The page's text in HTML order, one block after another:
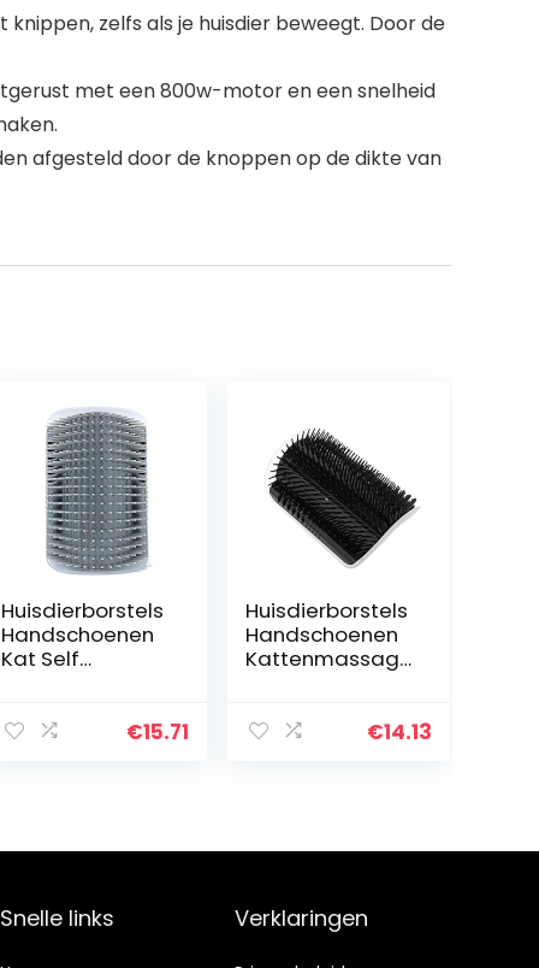
knippen, zelfs als je huisdier beweegt. Door de
met een 800w-motor en een snelheid
afgesteld door de knoppen op de dikte van
Huisdierborstels
Handschoenen
Kat Self
Levert Hair
€15.71
Huisdierborstels
Handschoenen
Kattenmassage
wrijft het gezicht
€14.13
Snelle links Verklaringen